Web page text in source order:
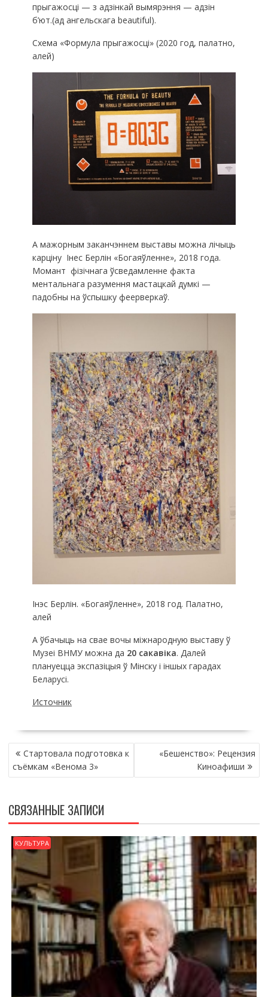
прыгажосці — з адзінкай вымярэння — адзін
б’ют.(ад ангельскага beautiful).
Схема «Формула прыгажосці» (2020 год, палатно,
алей)
А мажорным заканчэннем выставы можна лічыць
карціну Інес Берлін «Богаяўленне», 2018 года.
Момант фізічнага ўсведамленне факта
ментальнага разумення мастацкай думкі —
падобны на ўспышку феерверкаў.
Інэс Берлін. «Богаяўленне», 2018 год. Палатно,
алей
А ўбачыць на свае вочы міжнародную выставу ў
Музеі ВНМУ можна да 20 сакавіка. Далей
плануецца экспазіцыя ў Мінску і іншых гарадах
Беларусі.
Источник
НАВИГАЦИЯ
ПО
ЗАПИСЯМ
Стартовала подготовка к
съёмкам «Венома 3»
«Бешенство»: Рецензия
Киноафиши
СВЯЗАННЫЕ ЗАПИСИ
КУЛЬТУРА